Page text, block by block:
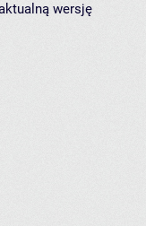
wersję